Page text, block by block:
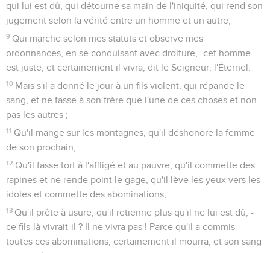
qui lui est dû, qui détourne sa main de l'iniquité, qui rend son
jugement selon la vérité entre un homme et un autre,
9 Qui marche selon mes statuts et observe mes
ordonnances, en se conduisant avec droiture, -cet homme
est juste, et certainement il vivra, dit le Seigneur, l'Éternel.
10 Mais s'il a donné le jour à un fils violent, qui répande le
sang, et ne fasse à son frère que l'une de ces choses et non
pas les autres ;
11 Qu'il mange sur les montagnes, qu'il déshonore la femme
de son prochain,
12 Qu'il fasse tort à l'affligé et au pauvre, qu'il commette des
rapines et ne rende point le gage, qu'il lève les yeux vers les
idoles et commette des abominations,
13 Qu'il prête à usure, qu'il retienne plus qu'il ne lui est dû, -
ce fils-là vivrait-il ? Il ne vivra pas ! Parce qu'il a commis
toutes ces abominations, certainement il mourra, et son sang